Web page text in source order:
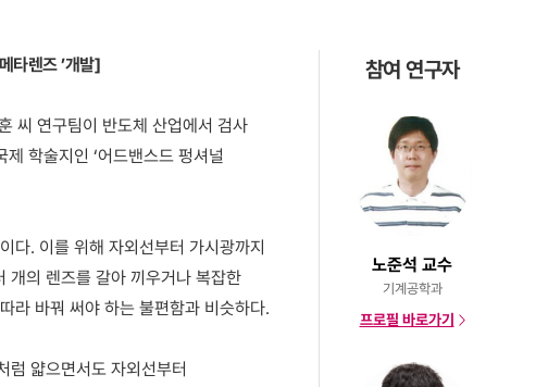
타렌즈 ’개발]
씨 연구팀이 반도체 산업에서 검사
학술지인 ‘어드밴스드 펑셔널
다. 이를 위해 자외선부터 가시광까지
개의 렌즈를 갈아 끼우거나 복잡한
라 바꿔 써야 하는 불편함과 비슷하다.
럼 얇으면서도 자외선부터
참여 연구자
노준석 교수
기계공학과
프로필 바로가기